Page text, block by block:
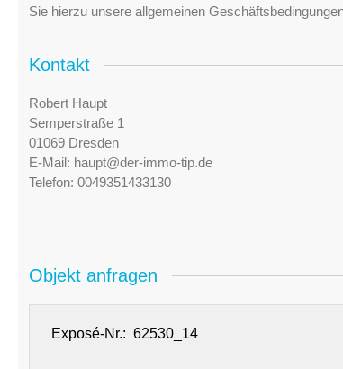
Sie hierzu unsere allgemeinen
Kontakt
Robert Haupt
Semperstraße 1
01069 Dresden
E-Mail: haupt@der-immo-tip.de
Telefon: 0049351433130
Objekt anfragen
Exposé-Nr.: